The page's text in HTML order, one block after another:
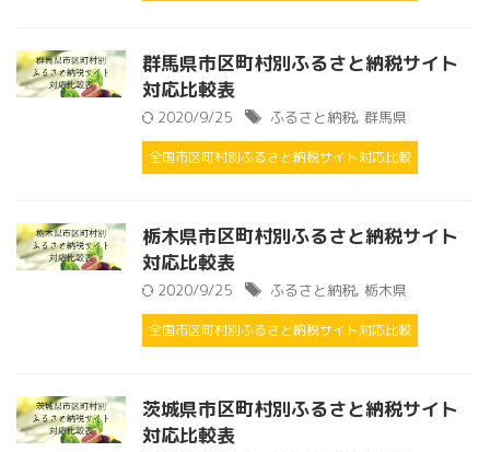
群馬県市区町村別ふるさと納税サイト
対応比較表
2020/9/25 ふるさと納税, 群馬県
全国市区町村別ふるさと納税サイト対応比較
栃木県市区町村別ふるさと納税サイト
対応比較表
2020/9/25 ふるさと納税, 栃木県
全国市区町村別ふるさと納税サイト対応比較
茨城県市区町村別ふるさと納税サイト
対応比較表